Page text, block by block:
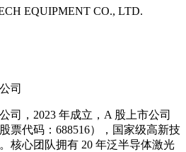
司
司，2023 年成立，A 股上市公司
票代码：688516），国家级高新技
核心团队拥有 20 年泛半导体激光